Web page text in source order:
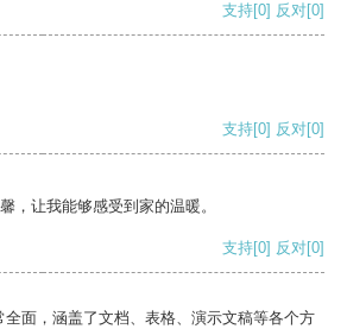
支持[0] 反对[0]
支持[0] 反对[0]
，让我能够感受到家的温暖。
支持[0] 反对[0]
面，涵盖了文档、表格、演示文稿等各个方